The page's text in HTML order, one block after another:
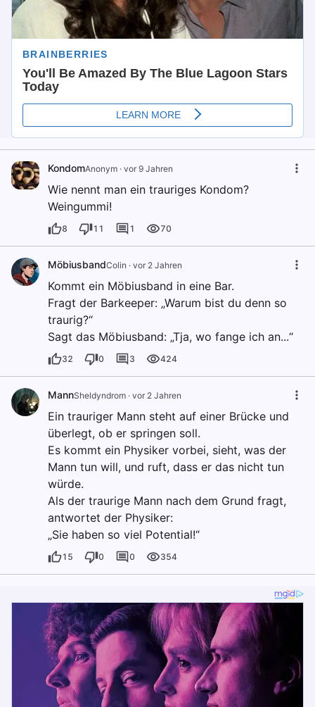
KondomAnonym · vor 9 Jahren
Wie nennt man ein trauriges Kondom?
Weingummi!
8 11 1 70
MöbiusbandColin · vor 2 Jahren
Kommt ein Möbiusband in eine Bar.
Fragt der Barkeeper: „Warum bist du denn so
traurig?“
Sagt das Möbiusband: „Tja, wo fange ich an...“
32 0 3 424
MannSheldyndrom · vor 2 Jahren
Ein trauriger Mann steht auf einer Brücke und
überlegt, ob er springen soll.
Es kommt ein Physiker vorbei, sieht, was der
Mann tun will, und ruft, dass er das nicht tun
würde.
Als der traurige Mann nach dem Grund fragt,
antwortet der Physiker:
„Sie haben so viel Potential!“
15 0 0 354